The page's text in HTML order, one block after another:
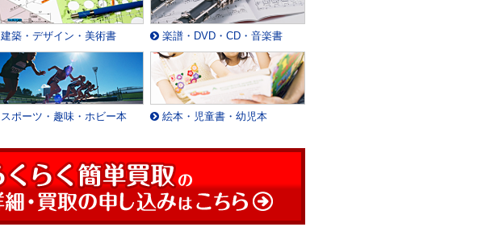
建築・デザイン・美術書 楽譜・DVD・CD・音楽書
スポーツ・趣味・ホビー本 絵本・児童書・幼児本